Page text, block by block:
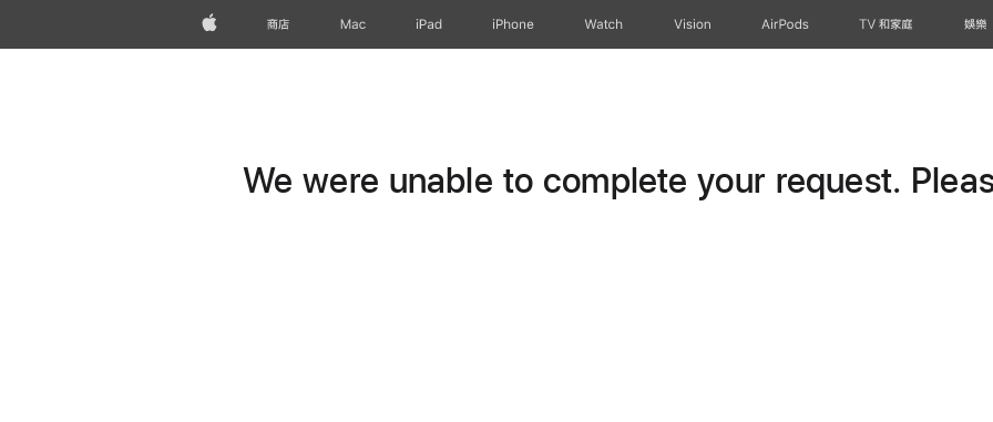
Apple商店 Mac iPad iPhone Watch Vision AirPods TV 和家庭 娛樂
We were unable to complete your request.